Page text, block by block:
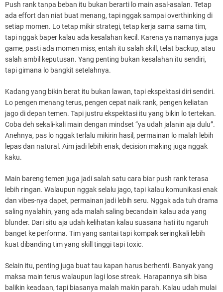
Push rank tanpa beban itu bukan berarti lo main asal-asalan. Tetap
ada effort dan niat buat menang, tapi nggak sampai overthinking di
setiap momen. Lo tetap mikir strategi, tetap kerja sama sama tim,
tapi nggak baper kalau ada kesalahan kecil. Karena ya namanya juga
game, pasti ada momen miss, entah itu salah skill, telat backup, atau
salah ambil keputusan. Yang penting bukan kesalahan itu sendiri,
tapi gimana lo bangkit setelahnya.
Kadang yang bikin berat itu bukan lawan, tapi ekspektasi diri sendiri.
Lo pengen menang terus, pengen cepat naik rank, pengen keliatan
jago di depan temen. Tapi justru ekspektasi itu yang bikin lo tertekan.
Coba deh sekali-kali main dengan mindset “ya udah jalanin aja dulu”.
Anehnya, pas lo nggak terlalu mikirin hasil, permainan lo malah lebih
lepas dan natural. Aim jadi lebih enak, decision making juga nggak
kaku.
Main bareng temen juga jadi salah satu cara biar push rank terasa
lebih ringan. Walaupun nggak selalu jago, tapi kalau komunikasi enak
dan vibes-nya dapet, permainan jadi lebih seru. Nggak ada tuh drama
saling nyalahin, yang ada malah saling becandain kalau ada yang
blunder. Dari situ aja udah kelihatan kalau suasana hati itu ngaruh
banget ke performa. Tim yang santai tapi kompak seringkali lebih
kuat dibanding tim yang skill tinggi tapi toxic.
Selain itu, penting juga buat tau kapan harus berhenti. Banyak yang
maksa main terus walaupun lagi lose streak. Harapannya sih bisa
balikin keadaan, tapi biasanya malah makin parah. Kalau udah mulai